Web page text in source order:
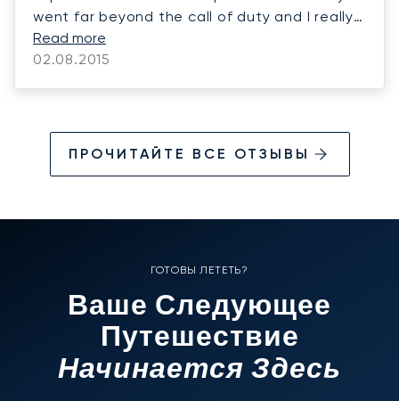
went far beyond the call of duty and I really
appreciate it. My family were quite pleased
and so am I... Thank you again.
Read more
02.08.2015
ПРОЧИТАЙТЕ ВСЕ ОТЗЫВЫ
ГОТОВЫ ЛЕТЕТЬ?
Ваше Следующее
Путешествие
Начинается Здесь